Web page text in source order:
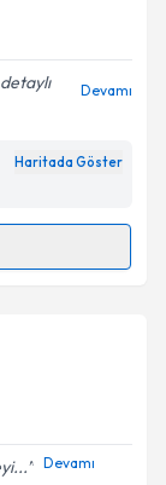
belirtilen
Devamı
Haritada Göster
almanız
Devamı